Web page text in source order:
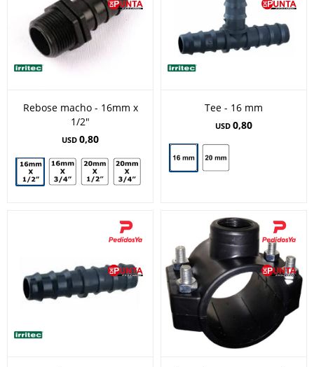
Rebose macho - 16mm x
1/2"
USD 0,80
Tee - 16 mm
USD 0,80